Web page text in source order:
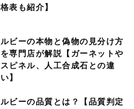
格表も紹介】
ルビーの本物と偽物の見分け方
を専門店が解説【ガーネットや
スピネル、人工合成石との違
い】
ルビーの品質とは？【品質判定